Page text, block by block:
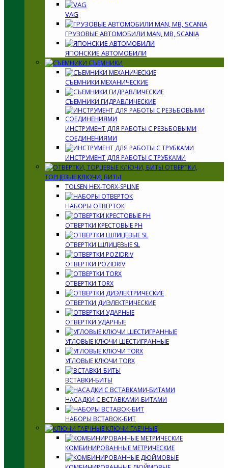
VAG
ГРУЗОВЫЕ АВТОМОБИЛИ MAN, MB, SCANIA
ЯПОНСКИЕ АВТОМОБИЛИ
СЪЕМНИКИ
СЪЕМНИКИ МЕХАНИЧЕСКИЕ
СЪЕМНИКИ ГИДРАВЛИЧЕСКИЕ
ИНСТРУМЕНТ ДЛЯ РАБОТЫ С РЕЗЬБОВЫМИ
СОЕДИНЕНИЯМИ
ИНСТРУМЕНТ ДЛЯ РАБОТЫ С ТРУБКАМИ
ОТВЕРТКИ,
ТОРЦЕВЫЕ КЛЮЧИ, БИТЫ
TOLSEN HEX-TORX-SPLINE
НАБОРЫ ОТВЕРТОК
ОТВЕРТКИ КРЕСТОВЫЕ PH
ОТВЕРТКИ ШЛИЦЕВЫЕ SL
ОТВЕРТКИ POZIDRIV
ОТВЕРТКИ TORX
ОТВЕРТКИ ДИЭЛЕКТРИЧЕСКИЕ
ОТВЕРТКИ УДАРНЫЕ
УГЛОВЫЕ КЛЮЧИ ШЕСТИГРАННЫЕ
УГЛОВЫЕ КЛЮЧИ TORX
ВСТАВКИ-БИТЫ
НАСАДКИ С ВСТАВКАМИ-БИТАМИ
НАБОРЫ ВСТАВОК-БИТ
КЛЮЧИ ГАЕЧНЫЕ
КОМБИНИРОВАННЫЕ МЕТРИЧЕСКИЕ